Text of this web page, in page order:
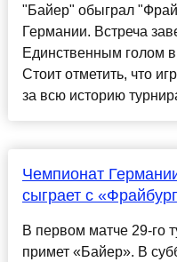
"Байер" обыграл
Германии. Встреча
Единственным голом
Стоит отметить, что
за всю историю
Чемпионат
сыграет с
В первом матче 29-го
примет «Байер». В